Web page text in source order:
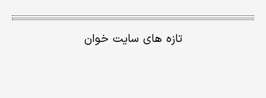
تازه های سایت خوان